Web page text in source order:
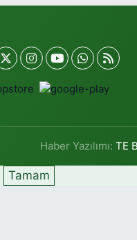
Haber Yazılımı:TE
Tamam